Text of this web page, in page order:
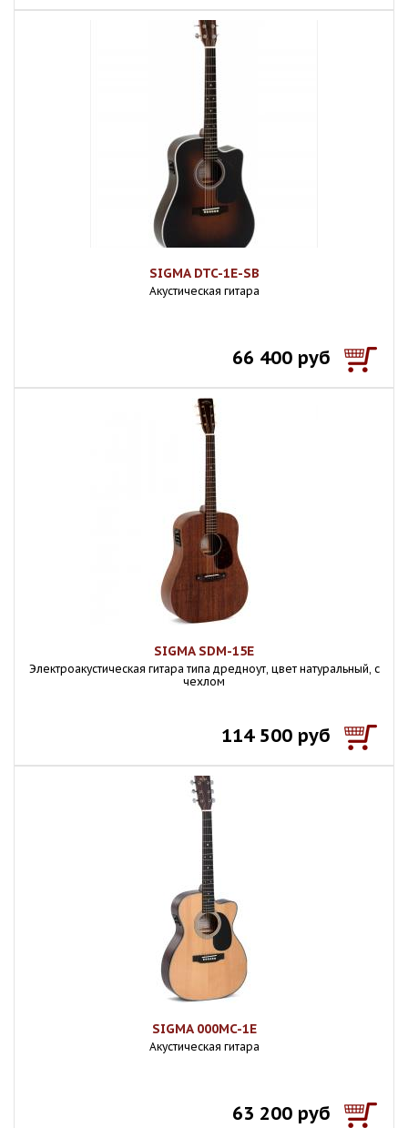
SIGMA DTC-1E-SB
Акустическая гитара
66 400 руб
SIGMA SDM-15E
Электроакустическая гитара типа дредноут, цвет натуральный, с
чехлом
114 500 руб
SIGMA 000MC-1E
Акустическая гитара
63 200 руб